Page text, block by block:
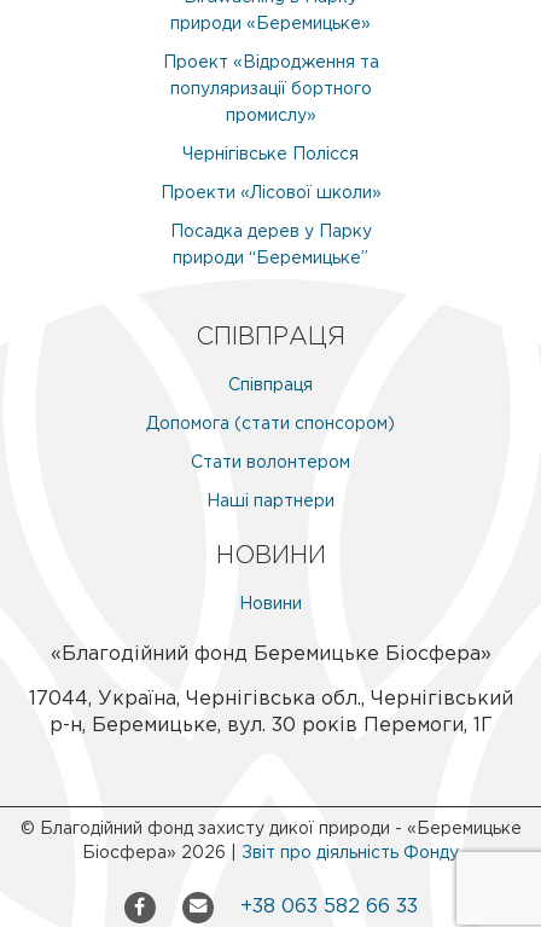
природи «Беремицьке»
Проект «Відродження та
популяризації бортного
промислу»
Чернігівське Полісся
Проекти «Лісової школи»
Посадка дерев у Парку
природи “Беремицьке”
СПІВПРАЦЯ
Співпраця
Допомога (стати спонсором)
Стати волонтером
Наші партнери
НОВИНИ
Новини
«Благодійний фонд Беремицьке Біосфера»
17044, Україна, Чернігівська обл., Чернігівський
р-н, Беремицьке, вул. 30 років Перемоги, 1Г
© Благодійний фонд захисту дикої природи - «Беремицьке
Біосфера» 2026 | Звіт про діяльність Фонду
+38 063 582 66 33